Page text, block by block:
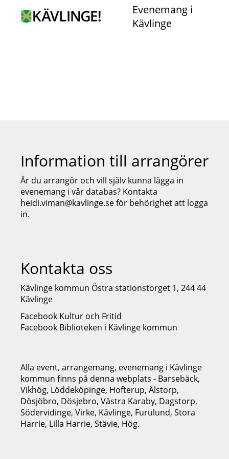
Evenemang i
Kävlinge
Information till arrangörer
Är du arrangör och vill själv kunna lägga in
evenemang i vår databas? Kontakta
heidi.viman@kavlinge.se för behörighet att logga
in.
Kontakta oss
Kävlinge kommun Östra stationstorget 1, 244 44
Kävlinge
Facebook Kultur och Fritid
Facebook Biblioteken i Kävlinge kommun
Alla event, arrangemang, evenemang i Kävlinge
kommun finns på denna webplats - Barsebäck,
Vikhög, Löddeköpinge, Hofterup, Ålstorp,
Dösjöbro, Dösjebro, Västra Karaby, Dagstorp,
Södervidinge, Virke, Kävlinge, Furulund, Stora
Harrie, Lilla Harrie, Stävie, Hög.